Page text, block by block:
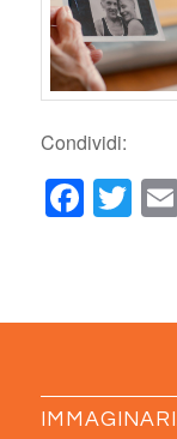
Condividi: